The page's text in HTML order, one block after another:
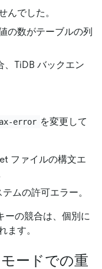
んでした。
の数がテーブルの列
、TiDB バックエン
error を変更して
ファイルの構文エ
ムの許可エラー。
ーの競合は、個別に
ます。
ードでの重